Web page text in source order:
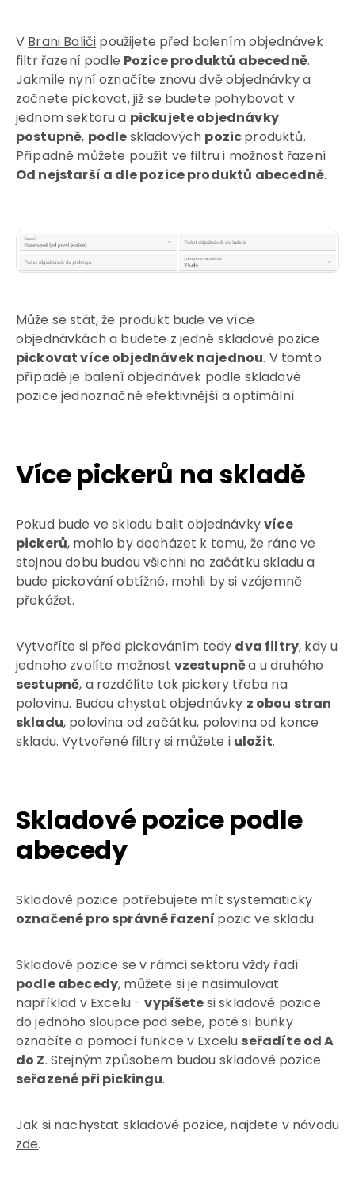
V Brani Baliči použijete před balením objednávek
filtr řazení podle Pozice produktů abecedně.
Jakmile nyní označíte znovu dvě objednávky a
začnete pickovat, již se budete pohybovat v
jednom sektoru a pickujete objednávky
postupně, podleskladových pozicproduktů.
Případně můžete použít ve filtru i možnost řazení
Od nejstarší a dle pozice produktů abecedně.
Může se stát, že produkt bude ve více
objednávkách a budete z jedné skladové pozice
pickovat více objednávek najednou. V tomto
případě je balení objednávek podle skladové
pozice jednoznačně efektivnější a optimální.
Více pickerů na skladě
Pokud bude ve skladu balit objednávkyvíce
pickerů, mohlo by docházet k tomu, že ráno ve
stejnou dobu budou všichni na začátku skladu a
bude pickování obtížné, mohli by si vzájemně
překážet.
Vytvoříte si před pickováním tedy dva filtry, kdy u
jednoho zvolíte možnost vzestupněa u druhého
sestupně, a rozdělíte tak pickery třeba na
polovinu. Budou chystat objednávky z obou stran
skladu, polovina od začátku, polovina od konce
skladu. Vytvořené filtry si můžete i uložit.
Skladové pozice podle
abecedy
Skladové pozice potřebujete mít systematicky
označené pro správné řazení pozic ve skladu.
Skladové pozice se v rámci sektoru vždy řadí
podle abecedy, můžete si je nasimulovat
například v Excelu -vypíšetesi skladové pozice
do jednoho sloupce pod sebe, poté si buňky
označíte a pomocí funkce v Excelu seřadíte od A
do Z. Stejným způsobem budou skladové pozice
seřazené při pickingu.
Jak si nachystat skladové pozice, najdete v návodu
zde.